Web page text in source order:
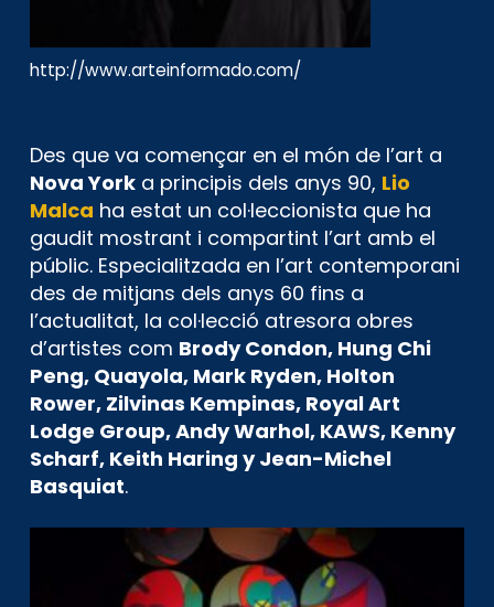
http://www.arteinformado.com/
Des que va començar en el món de l’art a
Nova York a principis dels anys 90, Lio
Malca ha estat un col·leccionista que ha
gaudit mostrant i compartint l’art amb el
públic. Especialitzada en l’art contemporani
des de mitjans dels anys 60 fins a
l’actualitat, la col·lecció atresora obres
d’artistes com Brody Condon, Hung Chi
Peng, Quayola, Mark Ryden, Holton
Rower, Zilvinas Kempinas, Royal Art
Lodge Group, Andy Warhol, KAWS, Kenny
Scharf, Keith Haring y Jean-Michel
Basquiat.